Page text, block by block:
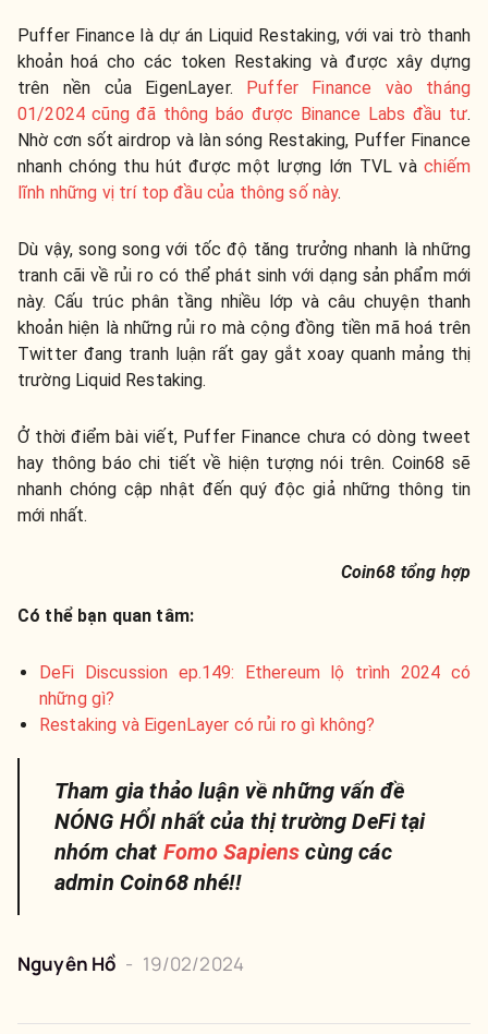
Puffer Finance là dự án Liquid Restaking, với vai trò thanh
khoản hoá cho các token Restaking và được xây dựng
trên nền của EigenLayer. Puffer Finance vào tháng
01/2024 cũng đã thông báo được Binance Labs đầu tư.
Nhờ cơn sốt airdrop và làn sóng Restaking, Puffer Finance
nhanh chóng thu hút được một lượng lớn TVL vàchiếm
lĩnh những vị trí top đầu của thông số này.
Dù vậy, song song với tốc độ tăng trưởng nhanh là những
tranh cãi về rủi ro có thể phát sinh với dạng sản phẩm mới
này. Cấu trúc phân tầng nhiều lớp và câu chuyện thanh
khoản hiện là những rủi ro mà cộng đồng tiền mã hoá trên
Twitter đang tranh luận rất gay gắt xoay quanh mảng thị
trường Liquid Restaking.
Ở thời điểm bài viết, Puffer Finance chưa có dòng tweet
hay thông báo chi tiết về hiện tượng nói trên. Coin68 sẽ
nhanh chóng cập nhật đến quý độc giả những thông tin
mới nhất.
Coin68 tổng hợp
Có thể bạn quan tâm:
DeFi Discussion ep.149: Ethereum lộ trình 2024 có
những gì?
Restaking và EigenLayer có rủi ro gì không?
Tham gia thảo luận về những vấn đề
NÓNG HỔI nhất của thị trường DeFi tại
nhóm chat Fomo Sapiens cùng các
admin Coin68 nhé!!
Nguyên Hồ - 19/02/2024